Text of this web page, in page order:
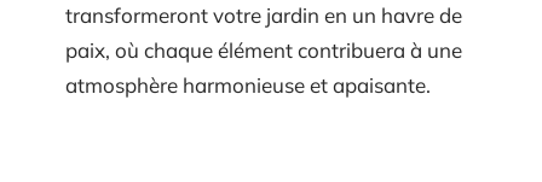
transformeront votre jardin en un havre de
paix, où chaque élément contribuera à une
atmosphère harmonieuse et apaisante.